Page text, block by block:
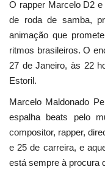
O rapper Marcelo D2
de roda de samba,
animação que
ritmos brasileiros. O
27 de Janeiro, às 22
Estoril.
Marcelo Maldonado
espalha beats pelo
compositor, rapper,
e 25 de carreira, e
está sempre à procura